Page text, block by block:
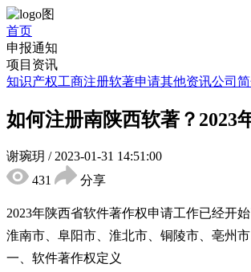
首页
申报通知
项目资讯
知识产权工商注册软著申请其他资讯公司
如何注册南陕西软著？2023
谢琬玥 / 2023-01-31 14:51:00
431
分享
2023年陕西省软件著作权申请工作已经开
淮南市、阜阳市、淮北市、铜陵市、亳州
一、软件著作权定义